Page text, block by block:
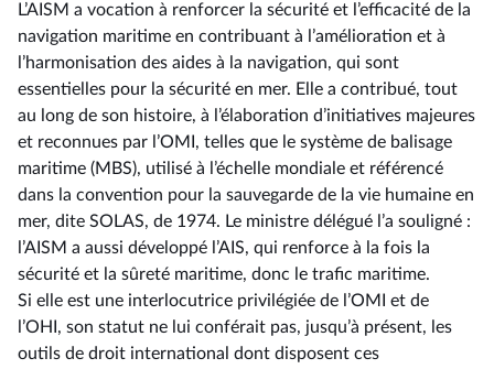
L’AISM a vocation à renforcer la sécurité et l’efficacité de la
navigation maritime en contribuant à l’amélioration et à
l’harmonisation des aides à la navigation, qui sont
essentielles pour la sécurité en mer. Elle a contribué, tout
au long de son histoire, à l’élaboration d’initiatives majeures
et reconnues par l’OMI, telles que le système de balisage
maritime (MBS), utilisé à l’échelle mondiale et référencé
dans la convention pour la sauvegarde de la vie humaine en
mer, dite SOLAS, de 1974. Le ministre délégué l’a souligné :
l’AISM a aussi développé l’AIS, qui renforce à la fois la
sécurité et la sûreté maritime, donc le trafic maritime.
Si elle est une interlocutrice privilégiée de l’OMI et de
l’OHI, son statut ne lui conférait pas, jusqu’à présent, les
outils de droit international dont disposent ces